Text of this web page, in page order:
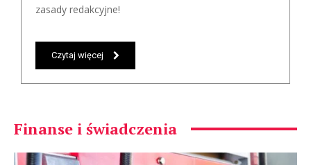
zasady redakcyjne!
Czytaj więcej
Finanse i świadczenia